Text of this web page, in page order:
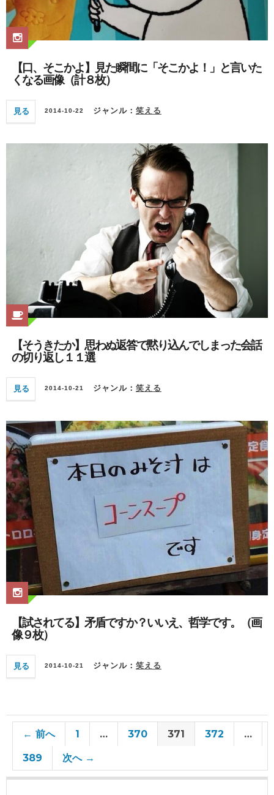
【口、そこかよ】見た瞬間に「そこかよ！」と言いた
くなる画像（計８枚）
見る 2014-10-22 ジャンル： 笑える
【そうきたか】思わぬ返答で黙り込んでしまった会話
の切り返し１１選
見る 2014-10-21 ジャンル： 笑える
【試されてる】矛盾ですか？いいえ、哲学です。（画
像９枚）
見る 2014-10-21 ジャンル： 笑える
← 前へ 1 … 370 371 372 …
389 次へ →